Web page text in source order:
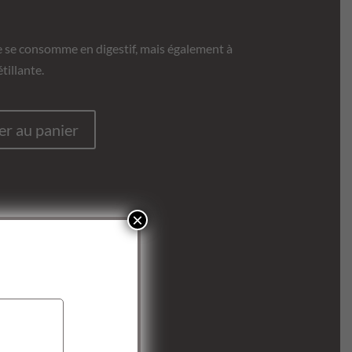
consomme en digestif, mais également à
au panier
×